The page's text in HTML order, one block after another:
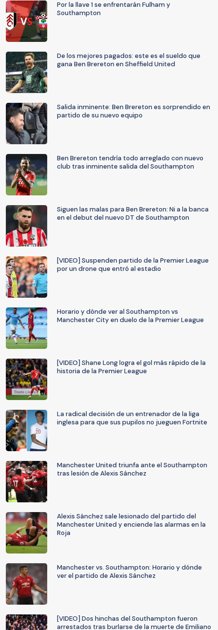
Por la llave 1 se enfrentarán Fulham y
Southampton
De los mejores pagados: este es el sueldo que
gana Ben Brereton en Sheffield United
Salida inminente: Ben Brereton es sorprendido en
partido de su nuevo equipo
Ben Brereton tendría todo arreglado con nuevo
club tras inminente salida del Southampton
Siguen las malas para Ben Brereton: Ni a la banca
en el debut del nuevo DT de Southampton
[VIDEO] Suspenden partido de la Premier League
por un drone que entró al estadio
Horario y dónde ver al Southampton vs
Manchester City en duelo de la Premier League
[VIDEO] Shane Long logra el gol más rápido de la
historia de la Premier League
La radical decisión de un entrenador de la liga
inglesa para que sus pupilos no jueguen Fortnite
Manchester United triunfa ante el Southampton
tras lesión de Alexis Sánchez
Alexis Sánchez sale lesionado del partido del
Manchester United y enciende las alarmas en la
Roja
Manchester vs. Southampton: Horario y dónde
ver el partido de Alexis Sánchez
[VIDEO] Dos hinchas del Southampton fueron
arrestados tras burlarse de la muerte de Emiliano